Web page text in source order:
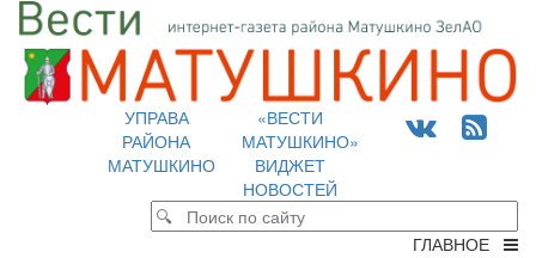
УПРАВА
РАЙОНА
МАТУШКИНО
«ВЕСТИ
МАТУШКИНО»
ВИДЖЕТ
НОВОСТЕЙ
ГЛАВНОЕ